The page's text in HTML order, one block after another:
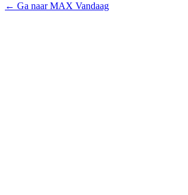
← Ga naar MAX Vandaag